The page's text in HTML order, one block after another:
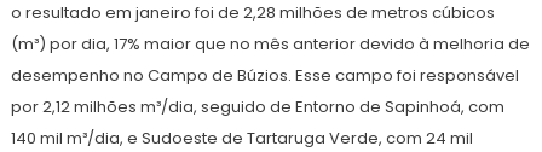
o resultado em janeiro foi de 2,28 milhões de metros cúbicos
(m³) por dia, 17% maior que no mês anterior devido à melhoria de
desempenho no Campo de Búzios. Esse campo foi responsável
por 2,12 milhões m³/dia, seguido de Entorno de Sapinhoá, com
140 mil m³/dia, e Sudoeste de Tartaruga Verde, com 24 mil